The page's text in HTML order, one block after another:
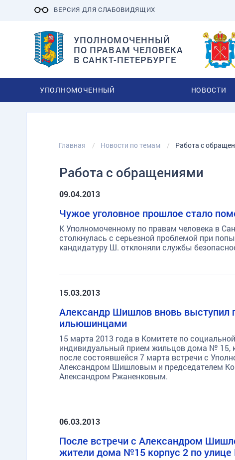
ВЕРСИЯ ДЛЯ СЛАБОВИДЯЩИХ
УПОЛНОМОЧЕННЫЙ
ПО ПРАВАМ ЧЕЛОВЕКА
В САНКТ-ПЕТЕРБУРГЕ
УПОЛНОМОЧЕННЫЙ НОВОСТИ
Главная Новости по темам Работа с
Работа с обращениями
09.04.2013
Чужое уголовное прошлое стало
К Уполномоченному по правам человека в
столкнулась с серьезной проблемой при
кандидатуру Ш. отклоняли службы
15.03.2013
Александр Шишлов вновь выступил
ильюшинцами
15 марта 2013 года в Комитете по
индивидуальный прием жильцов дома № 15,
после состоявшейся 7 марта встречи с
Александром Шишловым и председателем
Александром Ржаненковым.
06.03.2013
После встречи с Александром
жители дома №15 корпус 2 по